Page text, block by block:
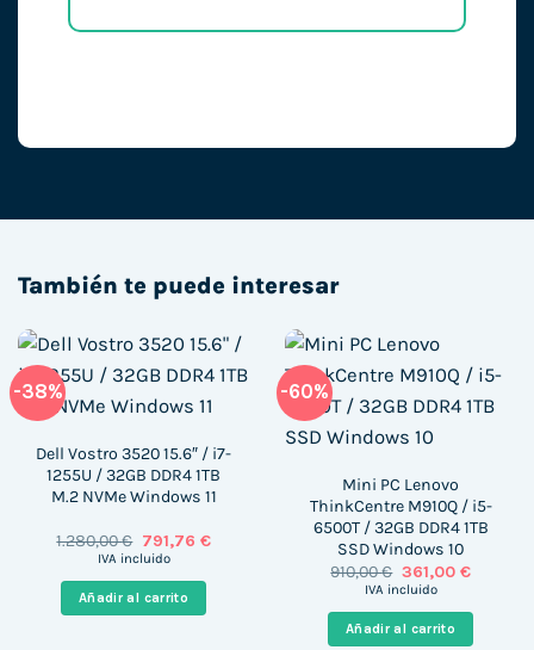
También te puede interesar
-38%
Dell Vostro 3520 15.6″ / i7-
1255U / 32GB DDR4 1TB
M.2 NVMe Windows 11
1.280,00€ El
precio
1.280,00 €.
791,76 €El
IVA incluido
Añadir al carrito
-60%
Mini PC Lenovo
ThinkCentre M910Q / i5-
6500T / 32GB DDR4 1TB
SSD Windows 10
910,00€ El
precio
era:
910,00 €.
361,00 €El
es:
IVA incluido
Añadir al carrito